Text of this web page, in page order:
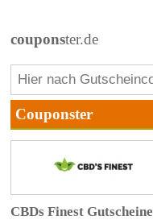
couponster.de
CBDs Finest Gutscheine